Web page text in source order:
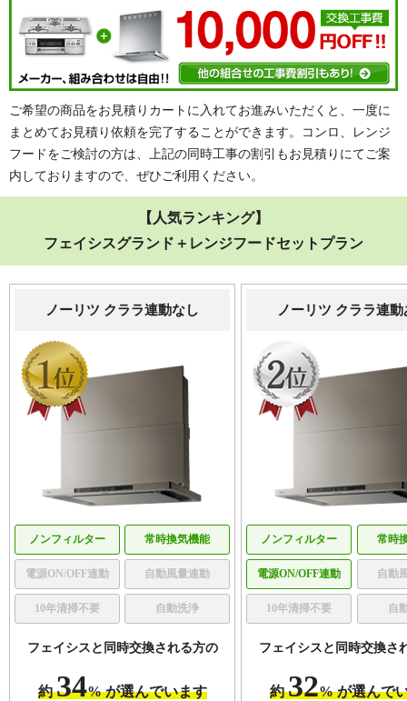
ご希望の商品をお見積りカートに入れてお進みいただくと、一度に
まとめてお見積り依頼を完了することができます。コンロ、レンジ
フードをご検討の方は、上記の同時工事の割引もお見積りにてご案
内しておりますので、ぜひご利用ください。
【人気ランキング】
フェイシスグランド＋レンジフードセットプラン
ノーリツ クララ連動なし
ノンフィルター 常時換気機能
電源ON/OFF連動 自動風量連動
10年清掃不要 自動洗浄
フェイシスと同時交換される方の
約34% が選んでいます
ノーリツ クララ連
ノンフィルター 常時
電源ON/OFF連動 自動
10年清掃不要 自
フェイシスと同時交換さ
約32% が選んで